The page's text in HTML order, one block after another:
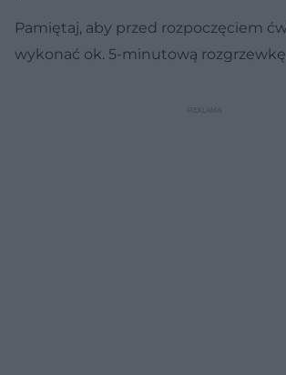
Pamiętaj, aby przed rozpoczęciem
wykonać ok. 5-minutową